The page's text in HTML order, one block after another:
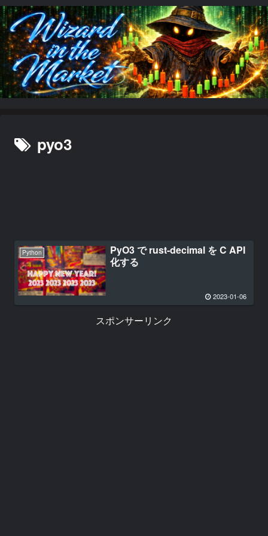
pyo3
Python
PyO3 で rust-decimal を C API
化する
2023-01-06
スポンサーリンク